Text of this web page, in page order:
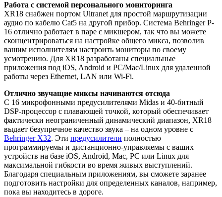
Работа с системой персонального мониторинга
XR18 снабжен портом Ultranet для простой маршрутизации
аудио по кабелю Cat5 на другой прибор. Система Behringer P-
16 отлично работает в паре с микшером, так что вы можете
сконцентрироваться на настройке общего микса, позволив
вашим исполнителям настроить мониторы по своему
усмотрению. Для XR18 разработаны специальные
приложения под iOS, Android и PC/Mac/Linux для удаленной
работы через Ethernet, LAN или Wi-Fi.
Отлично звучащие миксы начинаются отсюда
С 16 микрофонными предусилителями Midas и 40-битный
DSP-процессор с плавающей точкой, который обеспечивает
фактически неограниченный динамический диапазон, XR18
выдает безупречное качество звука – на одном уровне с
Behringer X32. Эти предусилители полностью
программируемы и дистанционно-управляемы с ваших
устройств на базе iOS, Android, Mac, PC или Linux для
максимальной гибкости во время живых выступлений.
Благодаря специальным приложениям, вы сможете заранее
подготовить настройки для определенных каналов, например,
пока вы находитесь в дороге.